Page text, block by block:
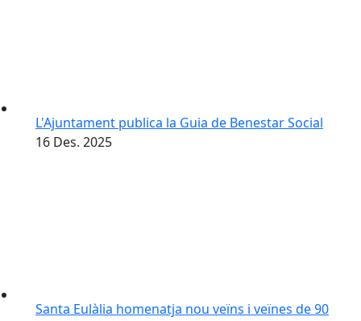
L'Ajuntament publica la Guia de Benestar Social
Santa Eulàlia homenatja nou veïns i veïnes de 90
16 Des. 2025